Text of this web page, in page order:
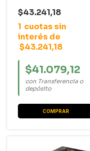
Español
$43.241,18
1 cuotas sin
interés de
$43.241,18
$41.079,12
con Transferencia o
depósito